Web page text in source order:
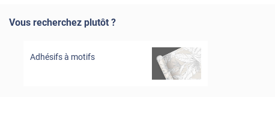
Vous recherchez plutôt ?
Adhésifs à motifs